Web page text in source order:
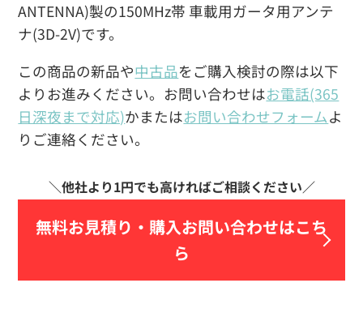
ANTENNA)製の150MHz帯 車載用ガータ用アンテ
ナ(3D-2V)です。
この商品の新品や中古品をご購入検討の際は以下
よりお進みください。お問い合わせはお電話(365
日深夜まで対応)かまたはお問い合わせフォームよ
りご連絡ください。
無料お見積り・ 購入お問い合わせはこち
ら